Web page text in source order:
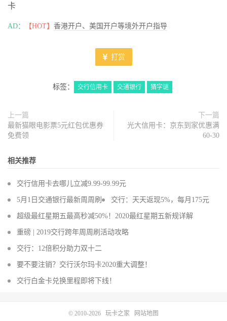
卡
AD： 【HOT】 香港开户、美国开户等境外开户指导
打赏
标签： 交行信用卡 交通银行 猜字谜
上一篇
最新猫眼电影票5元红包优惠券
免费领
下一篇
光大信用卡：京东到家优惠满
60-30
相关推荐
交行信用卡去哪儿立减9.99-99.99元
5月1日交通银行最新周周刷 交行：天天返现5%，每月175元
超级最红星期五最高秒减50%！2020最红星期五新规详解
重磅 | 2019交行跨年周周刷活动攻略
交行：12倍积分助力双十二
要不要注销？交行沃尔玛卡2020重大调整！
交行白金卡兑换里程即将下线！
© 2010-2026 玩卡之家 网站地图